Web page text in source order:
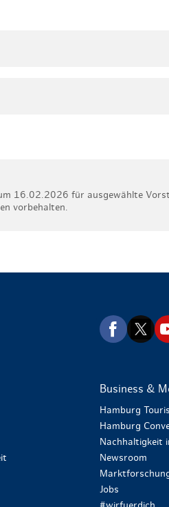
16.02.2026 für ausgewählte
vorbehalten.
zurück zur Startseite
Business &
Hamburg
Hamburg
Nachhaltigkeit
Newsroom
Jobs